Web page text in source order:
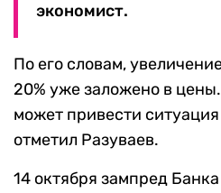
экономист.
По его словам,
20% уже заложено в
может привести
отметил Разуваев.
14 октября зампред